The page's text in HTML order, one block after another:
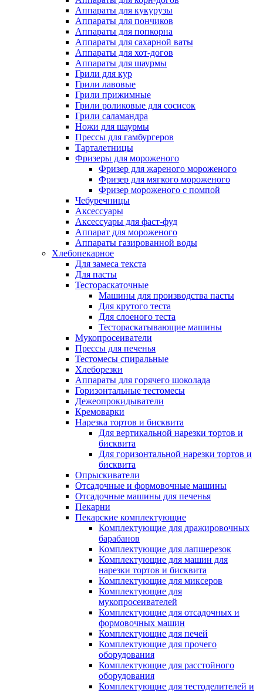
Аппараты для кукурузы
Аппараты для пончиков
Аппараты для попкорна
Аппараты для сахарной ваты
Аппараты для хот-догов
Аппараты для шаурмы
Грили для кур
Грили лавовые
Грили прижимные
Грили роликовые для сосисок
Грили саламандра
Ножи для шаурмы
Прессы для гамбургеров
Тарталетницы
Фризеры для мороженого
Фризер для жареного мороженого
Фризер для мягкого мороженого
Фризер мороженого с помпой
Чебуречницы
Аксессуары
Аксессуары для фаст-фуд
Аппарат для мороженого
Аппараты газированной воды
Хлебопекарное
Для замеса текста
Для пасты
Тестораскаточные
Машины для производства пасты
Для крутого теста
Для слоеного теста
Тестораскатывающие машины
Мукопросеиватели
Прессы для печенья
Тестомесы спиральные
Хлеборезки
Аппараты для горячего шоколада
Горизонтальные тестомесы
Дежеопрокидыватели
Кремоварки
Нарезка тортов и бисквита
Для вертикальной нарезки тортов и
бисквита
Для горизонтальной нарезки тортов и
бисквита
Опрыскиватели
Отсадочные и формовочные машины
Отсадочные машины для печенья
Пекарни
Пекарские комплектующие
Комплектующие для дражировочных
барабанов
Комплектующие для лапшерезок
Комплектующие для машин для
нарезки тортов и бисквита
Комплектующие для миксеров
Комплектующие для
мукопросеивателей
Комплектующие для отсадочных и
формовочных машин
Комплектующие для печей
Комплектующие для прочего
оборудования
Комплектующие для расстойного
оборудования
Комплектующие для тестоделителей и